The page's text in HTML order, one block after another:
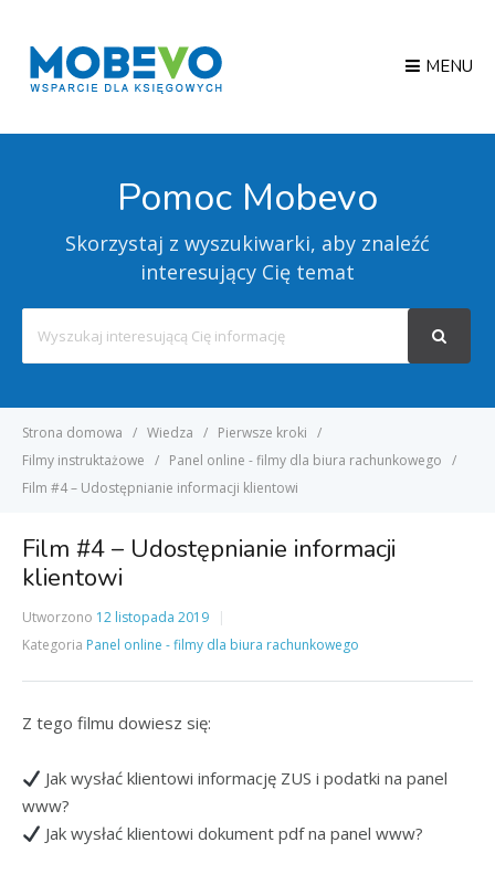
MENU
Pomoc Mobevo
Skorzystaj z wyszukiwarki, aby znaleźć
interesujący Cię temat
For
Strona domowa Wiedza
Pierwsze kroki
Filmy instruktażowe
Panel online - filmy dla biura rachunkowego
Film #4 – Udostępnianie informacji klientowi
Film #4 – Udostępnianie informacji
klientowi
Utworzono 12 listopada 2019
Kategoria Panel online - filmy dla biura rachunkowego
Z tego filmu dowiesz się:
Jak wysłać klientowi informację ZUS i podatki na panel
www?
Jak wysłać klientowi dokument pdf na panel www?